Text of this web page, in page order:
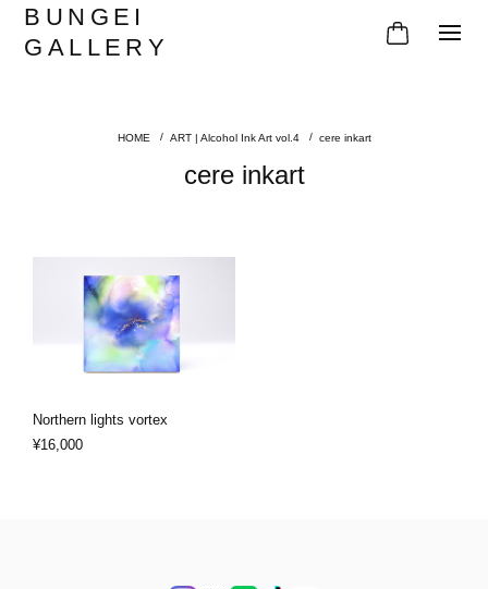
BUNGEI
GALLERY
ART | Alcohol Ink Art vol.4 cere inkart
cere inkart
Northern lights vortex
¥16,000